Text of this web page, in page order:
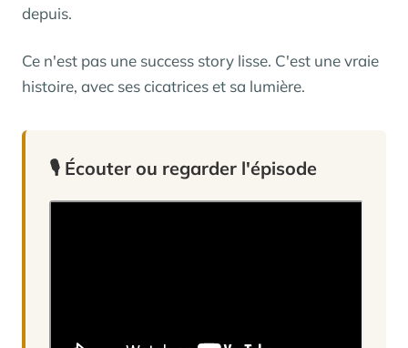
depuis.
Ce n'est pas une success story lisse. C'est une vraie
histoire, avec ses cicatrices et sa lumière.
🎙️ Écouter ou regarder l'épisode